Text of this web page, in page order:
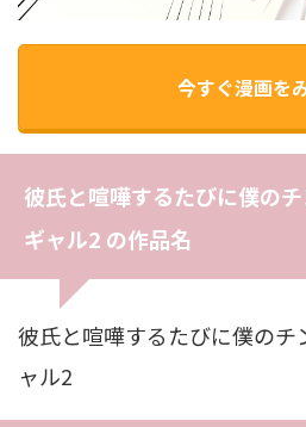
今すぐ漫画を
彼氏と喧嘩するたびに僕の
ギャル2 の作品名
彼氏と喧嘩するたびに僕の
ャル2